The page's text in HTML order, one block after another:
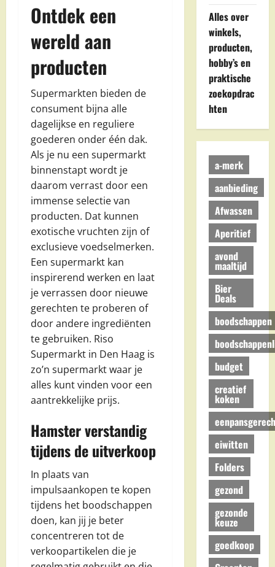
Ontdek een
wereld aan
producten
Supermarkten bieden de
consument bijna alle
dagelijkse en reguliere
goederen onder één dak.
Als je nu een supermarkt
binnenstapt wordt je
daarom verrast door een
immense selectie van
producten. Dat kunnen
exotische vruchten zijn of
exclusieve voedselmerken.
Een supermarkt kan
inspirerend werken en laat
je verrassen door nieuwe
gerechten te proberen of
door andere ingrediënten
te gebruiken. Riso
Supermarkt in Den Haag is
zo’n supermarkt waar je
alles kunt vinden voor een
aantrekkelijke prijs.
Hamster verstandig
tijdens de uitverkoop
In plaats van
impulsaankopen te kopen
tijdens het boodschappen
doen, kan jij je beter
concentreren tot de
verkoopartikelen die je
Alles over
winkels,
producten,
hobby’s en
praktische
zoekopdrac
hten
a-merk
aanbieding
Afwassen
Aperitief
avond
maaltijd
Bier
Deals
boodschappen
budget
creatief
koken
eiwitten
Folders
gezond
gezonde
keuze
goedkoop